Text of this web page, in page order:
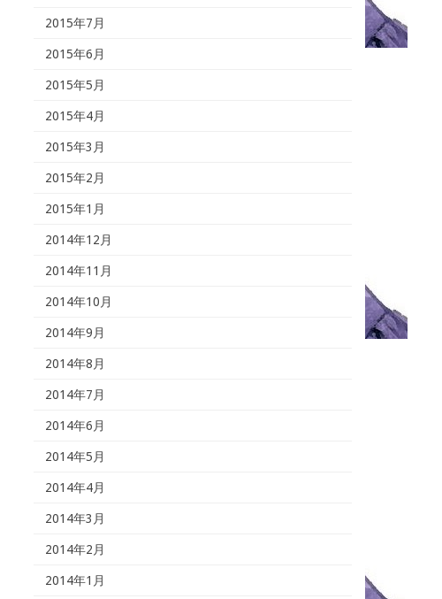
2015年7月
2015年6月
2015年5月
2015年4月
2015年3月
2015年2月
2015年1月
2014年12月
2014年11月
2014年10月
2014年9月
2014年8月
2014年7月
2014年6月
2014年5月
2014年4月
2014年3月
2014年2月
2014年1月